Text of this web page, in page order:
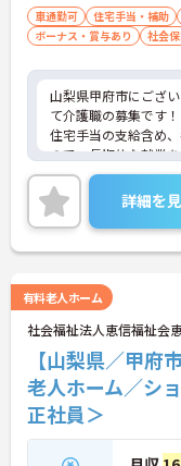
車通勤可 住宅手当・補助
ボーナス・賞与あり
社会
山梨県甲府市にござ
て介護職の募集です！
住宅手当の支給含め
ので、長期的な就業
ご興味のある方は、
せください。詳細を
有料老人ホーム
社会福祉法人恵信福祉会
【山梨県／甲
老人ホーム／シ
正社員＞